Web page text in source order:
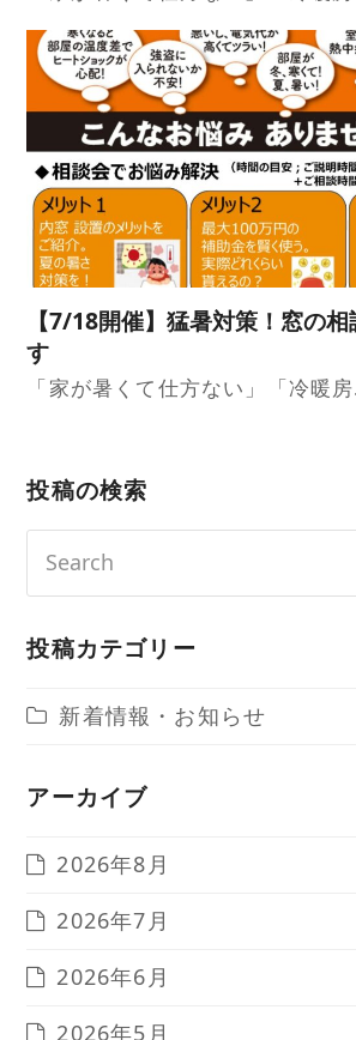
【7/18開催】猛暑対策！窓の
す
「家が暑くて仕方ない」「冷暖
投稿の検索
投稿カテゴリー
新着情報・お知らせ
アーカイブ
2026年8月
2026年7月
2026年6月
2026年5月